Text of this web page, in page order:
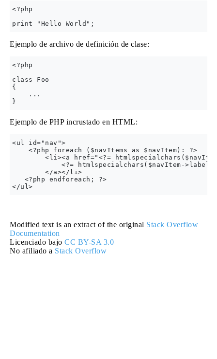
<?php
Ejemplo de archivo de definición de clase:
<?php
class Foo
{
    ...
Ejemplo de PHP incrustado en HTML:
<ul id="nav">
    <?php foreach ($navItems as $navItem): ?>
<li><a href="<?=
<?= htmlspecialchars($navItem->label)
        </a></li>
   <?php endforeach; ?>
Modified text is an extract of the original Stack Overflow
Documentation
Licenciado bajo CC BY-SA 3.0
No afiliado a Stack Overflow